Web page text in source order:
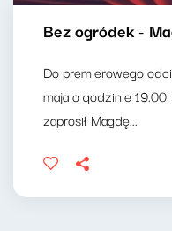
Bez ogródek -
Do premierowego
maja o godzinie
zaprosił Magdę...